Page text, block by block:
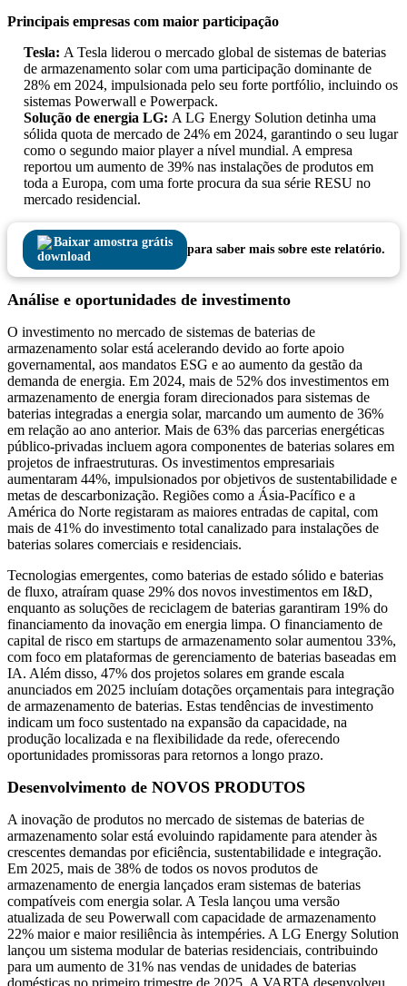
Principais empresas com maior participação
Tesla: A Tesla liderou o mercado global de sistemas de baterias
de armazenamento solar com uma participação dominante de
28% em 2024, impulsionada pelo seu forte portfólio, incluindo os
sistemas Powerwall e Powerpack.
Solução de energia LG: A LG Energy Solution detinha uma
sólida quota de mercado de 24% em 2024, garantindo o seu lugar
como o segundo maior player a nível mundial. A empresa
reportou um aumento de 39% nas instalações de produtos em
toda a Europa, com uma forte procura da sua série RESU no
mercado residencial.
Baixar amostra grátis
para saber mais sobre este relatório.
Análise e oportunidades de investimento
O investimento no mercado de sistemas de baterias de
armazenamento solar está acelerando devido ao forte apoio
governamental, aos mandatos ESG e ao aumento da gestão da
demanda de energia. Em 2024, mais de 52% dos investimentos em
armazenamento de energia foram direcionados para sistemas de
baterias integradas a energia solar, marcando um aumento de 36%
em relação ao ano anterior. Mais de 63% das parcerias energéticas
público-privadas incluem agora componentes de baterias solares em
projetos de infraestruturas. Os investimentos empresariais
aumentaram 44%, impulsionados por objetivos de sustentabilidade e
metas de descarbonização. Regiões como a Ásia-Pacífico e a
América do Norte registaram as maiores entradas de capital, com
mais de 41% do investimento total canalizado para instalações de
baterias solares comerciais e residenciais.
Tecnologias emergentes, como baterias de estado sólido e baterias
de fluxo, atraíram quase 29% dos novos investimentos em I&D,
enquanto as soluções de reciclagem de baterias garantiram 19% do
financiamento da inovação em energia limpa. O financiamento de
capital de risco em startups de armazenamento solar aumentou 33%,
com foco em plataformas de gerenciamento de baterias baseadas em
IA. Além disso, 47% dos projetos solares em grande escala
anunciados em 2025 incluíam dotações orçamentais para integração
de armazenamento de baterias. Estas tendências de investimento
indicam um foco sustentado na expansão da capacidade, na
produção localizada e na flexibilidade da rede, oferecendo
oportunidades promissoras para retornos a longo prazo.
Desenvolvimento de NOVOS PRODUTOS
A inovação de produtos no mercado de sistemas de baterias de
armazenamento solar está evoluindo rapidamente para atender às
crescentes demandas por eficiência, sustentabilidade e integração.
Em 2025, mais de 38% de todos os novos produtos de
armazenamento de energia lançados eram sistemas de baterias
compatíveis com energia solar. A Tesla lançou uma versão
atualizada de seu Powerwall com capacidade de armazenamento
22% maior e maior resiliência às intempéries. A LG Energy Solution
lançou um sistema modular de baterias residenciais, contribuindo
para um aumento de 31% nas vendas de unidades de baterias
domésticas no primeiro trimestre de 2025. A VARTA desenvolveu